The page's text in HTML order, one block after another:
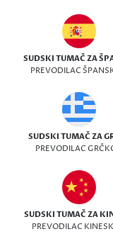
SUDSKI TUMAČ ZA
PREVODILAC
SUDSKI TUMAČ ZA
PREVODILAC
SUDSKI TUMAČ ZA
PREVODILAC